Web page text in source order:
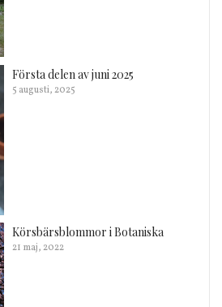
Första delen av juni 2025
5 augusti, 2025
Körsbärsblommor i Botaniska
21 maj, 2022